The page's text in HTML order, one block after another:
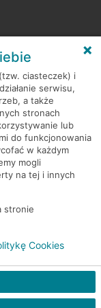
zastrzeżone
ciasteczek) i
serwisu,
a także
stronach
lub
do funkcjonowania
w każdym
mogli
na tej i innych
stronie
Cookies